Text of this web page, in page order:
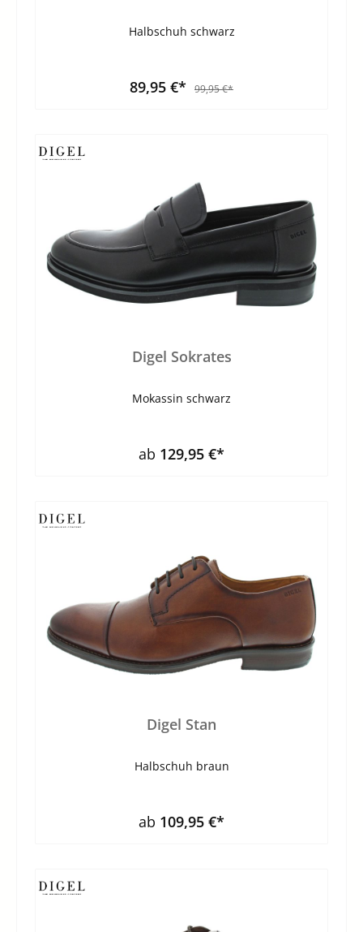
Halbschuh schwarz
89,95 €* 99,95 €*
Digel Sokrates
Mokassin schwarz
ab 129,95 €*
Digel Stan
Halbschuh braun
ab 109,95 €*